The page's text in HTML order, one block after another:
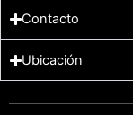
Contacto
Ubicación